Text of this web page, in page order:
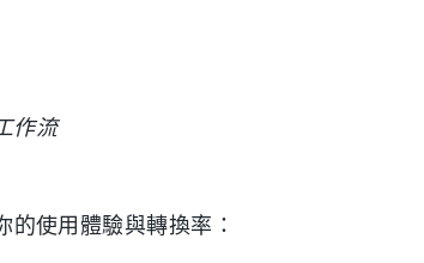
作流
使用體驗與轉換率：